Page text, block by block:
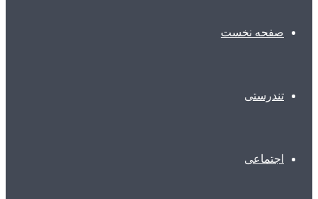
صفحه نخست
تندرستی
اجتماعی